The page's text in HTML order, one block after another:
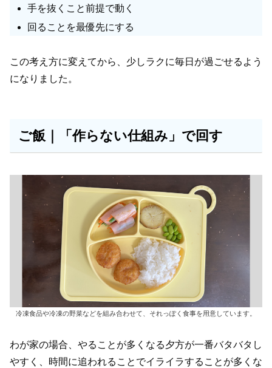
手を抜くこと前提で動く
回ることを最優先にする
この考え方に変えてから、少しラクに毎日が過ごせるよう
になりました。
ご飯｜「作らない仕組み」で回す
冷凍食品や冷凍の野菜などを組み合わせて、それっぽく食事を用意しています。
わが家の場合、やることが多くなる夕方が一番バタバタし
やすく、時間に追われることでイライラすることが多くな